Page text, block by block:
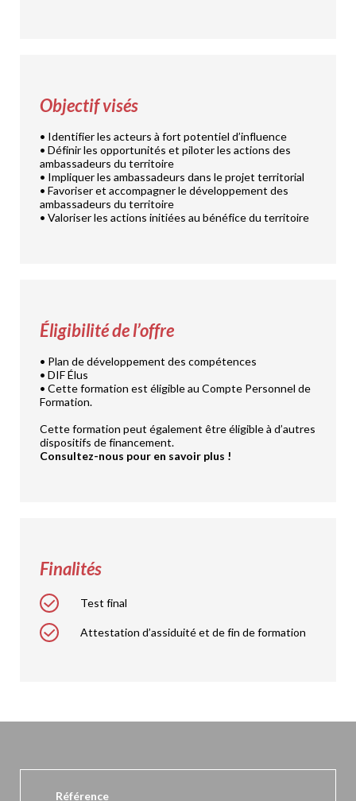
Objectif visés
• Identifier les acteurs à fort potentiel d’influence
• Définir les opportunités et piloter les actions des
ambassadeurs du territoire
• Impliquer les ambassadeurs dans le projet territorial
• Favoriser et accompagner le développement des
ambassadeurs du territoire
• Valoriser les actions initiées au bénéfice du territoire
Éligibilité de l’offre
• Plan de développement des compétences
• DIF Élus
• Cette formation est éligible au Compte Personnel de
Formation.
Cette formation peut également être éligible à d’autres
dispositifs de financement.
Consultez-nous pour en savoir plus !
Finalités
Test final
Attestation d’assiduité et de fin de formation
Référence